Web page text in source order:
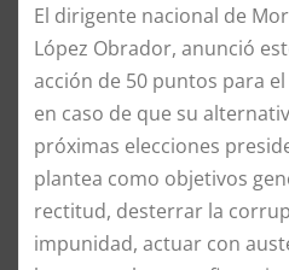
El dirigente nacional de
López Obrador, anunció
acción de 50 puntos para
en caso de que su
próximas elecciones
plantea como objetivos
rectitud, desterrar la
impunidad, actuar con